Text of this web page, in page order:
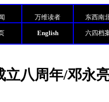
万维读者 东西南
English 六四档
立八周年/邓永